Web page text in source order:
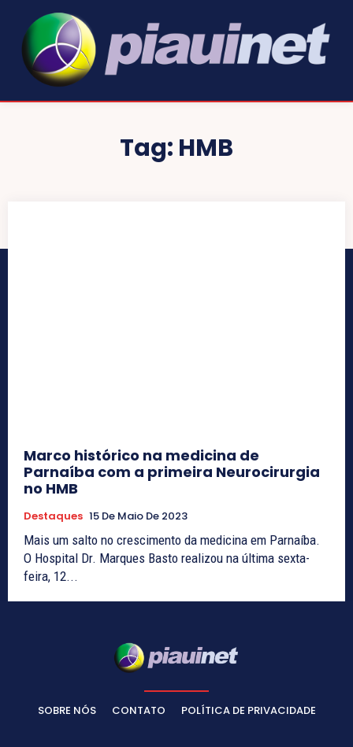
Tag: HMB
Marco histórico na medicina de
Parnaíba com a primeira Neurocirurgia
no HMB
Destaques 15 De Maio De 2023
Mais um salto no crescimento da medicina em Parnaíba.
O Hospital Dr. Marques Basto realizou na última sexta-
feira, 12...
SOBRE NÓS CONTATO POLÍTICA DE PRIVACIDADE